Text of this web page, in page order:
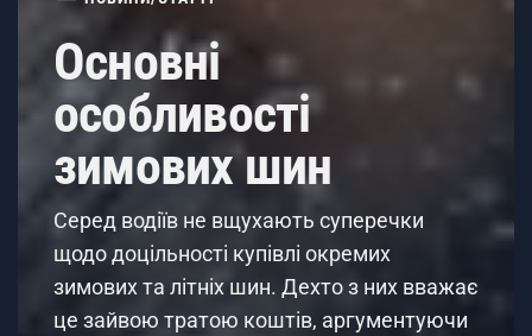
Основні
особливості
зимових шин
Серед водіїв не вщухають суперечки
щодо доцільності купівлі окремих
зимових та літніх шин. Дехто з них вважає
це зайвою тратою коштів, аргументуючи